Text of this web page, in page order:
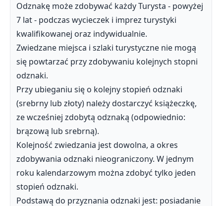
Odznakę może zdobywać każdy Turysta - powyżej
7 lat - podczas wycieczek i imprez turystyki
kwalifikowanej oraz indywidualnie.
Zwiedzane miejsca i szlaki turystyczne nie mogą
się powtarzać przy zdobywaniu kolejnych stopni
odznaki.
Przy ubieganiu się o kolejny stopień odznaki
(srebrny lub złoty) należy dostarczyć książeczkę,
ze wcześniej zdobytą odznaką (odpowiednio:
brązową lub srebrną).
Kolejność zwiedzania jest dowolna, a okres
zdobywania odznaki nieograniczony. W jednym
roku kalendarzowym można zdobyć tylko jeden
stopień odznaki.
Podstawą do przyznania odznaki jest: posiadanie